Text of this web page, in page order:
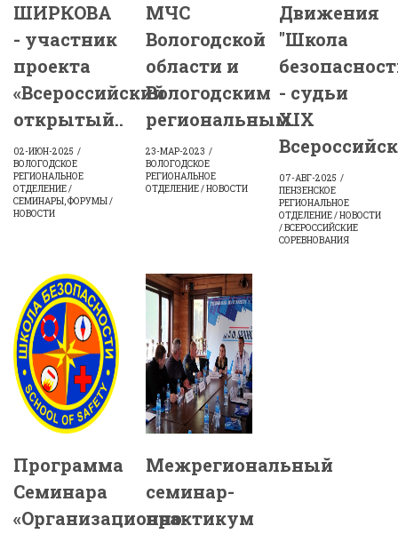
ШИРКОВА
- участник
проекта
«Всероссийский
открытый..
02-ИЮН-2025
ВОЛОГОДСКОЕ
РЕГИОНАЛЬНОЕ
ОТДЕЛЕНИЕ /
СЕМИНАРЫ, ФОРУМЫ /
НОВОСТИ
МЧС
Вологодской
области и
Вологодским
региональным..
23-МАР-2023
ВОЛОГОДСКОЕ
РЕГИОНАЛЬНОЕ
ОТДЕЛЕНИЕ / НОВОСТИ
Движения
"Школа
- судьи
ХIХ
07-АВГ-2025
ПЕНЗЕНСКОЕ
РЕГИОНАЛЬНОЕ
ОТДЕЛЕНИЕ / НОВОСТИ
/ ВСЕРОССИЙСКИЕ
СОРЕВНОВАНИЯ
Программа
Семинара
«Организационно-
Межрегиональный
семинар-
практикум